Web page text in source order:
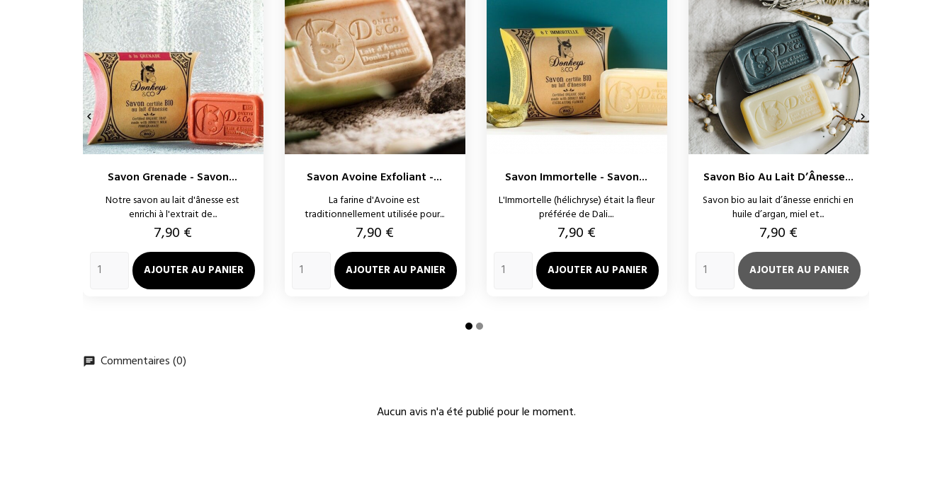
Savon Grenade - Savon...
Notre savon au lait d'ânesse est
enrichi à l'extrait de...
Prix
7,90 €
AJOUTER AU PANIER
Savon Avoine Exfoliant -...
La farine d'Avoine est
traditionnellement utilisée pour...
Prix
7,90 €
AJOUTER AU PANIER
Savon Immortelle - Savon...
L'Immortelle (hélichryse) était la fleur
préférée de Dali....
Prix
7,90 €
AJOUTER AU PANIER
Savon Bio Au Lait D’Ânesse...
Savon bio au lait d’ânesse enrichi en
huile d’argan, miel et...
Prix
7,90 €
AJOUTER AU PANIER
 
Commentaires (0)
Aucun avis n'a été publié pour le moment.